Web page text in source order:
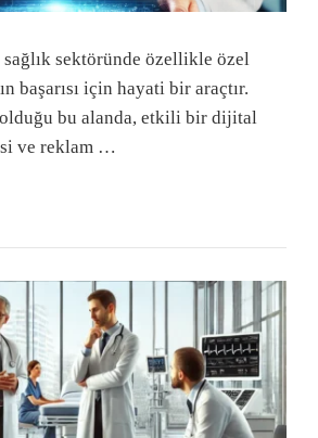
sektöründe özellikle özel
başarısı için hayati bir araçtır.
bu alanda, etkili bir dijital
ve reklam …